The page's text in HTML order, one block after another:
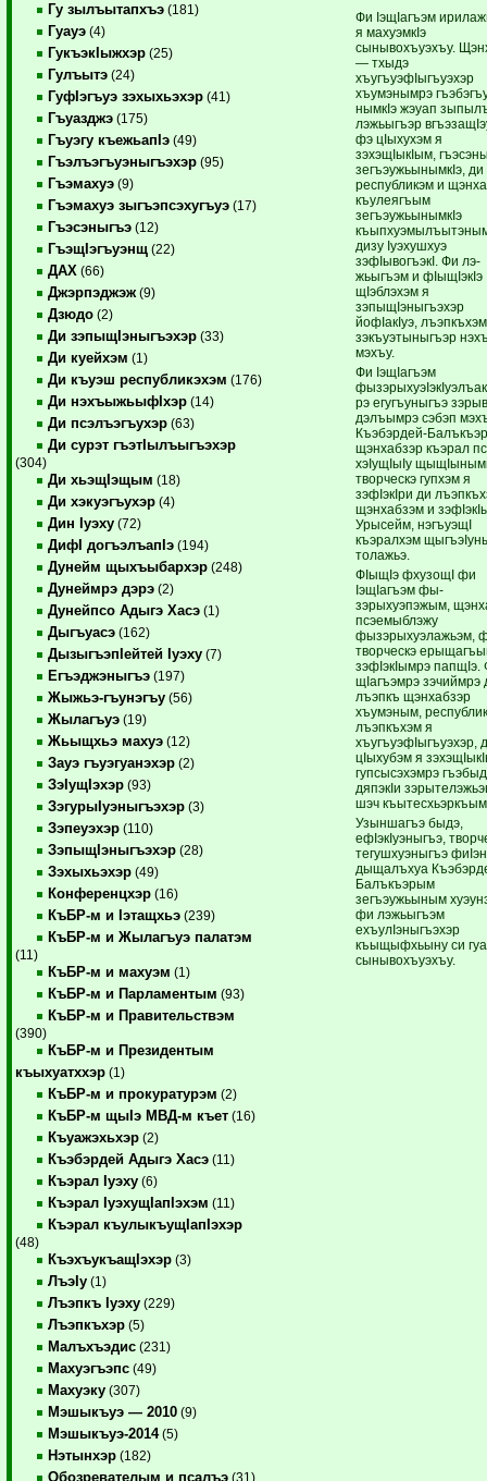
Гу зылъытапхъэ (181)
Гуауэ (4)
ГукъэкIыжхэр (25)
Гулъытэ (24)
ГуфIэгъуэ зэхыхьэхэр (41)
Гъуазджэ (175)
Гъуэгу къежьапIэ (49)
Гъэлъэгъуэныгъэхэр (95)
Гъэмахуэ (9)
Гъэмахуэ зыгъэпсэхугъуэ (17)
Гъэсэныгъэ (12)
ГъэщIэгъуэнщ (22)
ДАХ (66)
Джэрпэджэж (9)
Дзюдо (2)
Ди зэпыщIэныгъэхэр (33)
Ди куейхэм (1)
Ди къуэш республикэхэм (176)
Ди нэхъыжьыфIхэр (14)
Ди псэлъэгъухэр (63)
Ди сурэт гъэтIылъыгъэхэр
(304)
Ди хьэщIэщым (18)
Ди хэкуэгъухэр (4)
Дин Iуэху (72)
ДифI догъэлъапIэ (194)
Дунейм щыхъыбархэр (248)
Дунеймрэ дэрэ (2)
Дунейпсо Адыгэ Хасэ (1)
Дыгъуасэ (162)
ДызыгъэпIейтей Iуэху (7)
Егъэджэныгъэ (197)
Жыжьэ-гъунэгъу (56)
Жылагъуэ (19)
Жьыщхьэ махуэ (12)
Зауэ гъуэгуанэхэр (2)
ЗэIущIэхэр (93)
ЗэгурыIуэныгъэхэр (3)
Зэпеуэхэр (110)
ЗэпыщIэныгъэхэр (28)
Зэхыхьэхэр (49)
Конференцхэр (16)
КъБР-м и Iэтащхьэ (239)
КъБР-м и Жылагъуэ палатэм
(11)
КъБР-м и махуэм (1)
КъБР-м и Парламентым (93)
КъБР-м и Правительствэм
(390)
КъБР-м и Президентым
къыхуатххэр (1)
КъБР-м и прокуратурэм (2)
КъБР-м щыIэ МВД-м къет (16)
Къуажэхьхэр (2)
Къэбэрдей Адыгэ Хасэ (11)
Къэрал Iуэху (6)
Къэрал IуэхущIапIэхэм (11)
Къэрал къулыкъущIапIэхэр
(48)
КъэхъукъащIэхэр (3)
ЛъэIу (1)
Лъэпкъ Iуэху (229)
Лъэпкъхэр (5)
Малъхъэдис (231)
Махуэгъэпс (49)
Махуэку (307)
Мэшыкъуэ — 2010 (9)
Мэшыкъуэ-2014(5)
Нэтынхэр (182)
Обозревателым и псалъэ (31)
Фи IэщIагъэм
я махуэмкIэ
сынывохъуэхъу.
— тхыдэ
хъугъуэфIыгъуэхэр
хъумэнымрэ
нымкIэ жэуап
лэжьыгъэр
фэ цIыхухэм я
зэхэщIыкIым,
зегъэужьынымкIэ, ди
республикэм и
къулеягъым
зегъэужьынымкIэ
дизу Iуэхушхуэ
зэфIывогъэкI. Фи лэ-
жьыгъэм и фIыщIэкIэ
щIэблэхэм я
зэпыщIэныгъэхэр
йофIакIуэ,
зэкъуэтыныгъэр
мэхъу.
Фи IэщIагъэм
рэ егугъуныгъэ
дэлъымрэ сэбэп
Къэбэрдей-
щэнхабзэр къэрал
хэIущIыIу
творческэ гупхэм я
зэфIэкIри ди
щэнхабзэм и
Урысейм, нэгъуэщI
къэралхэм
толажьэ.
ФIыщIэ фхузощI фи
IэщIагъэм фы­
зэрыхуэпэжым,
псэемыблэжу
фызэрыхуэлажьэм,
творческэ
зэфIэкIымрэ папщIэ.
щIагъэмрэ зэчиймрэ
лъэпкъ щэнхабзэр
хъумэным,
лъэпкъхэм я
хъугъуэфIыгъуэхэр,
цIыхубэм я
гупсысэхэмрэ
дяпэкIи
шэч
Узыншагъэ быдэ,
ефIэкIуэныгъэ,
тегушхуэныгъэ
дыщалъхуа
Балъкъэрым
зегъэужьыным
фи лэжьыгъэм
ехъулIэныгъэхэр
къыщыфхьыну си
сынывохъуэхъу.